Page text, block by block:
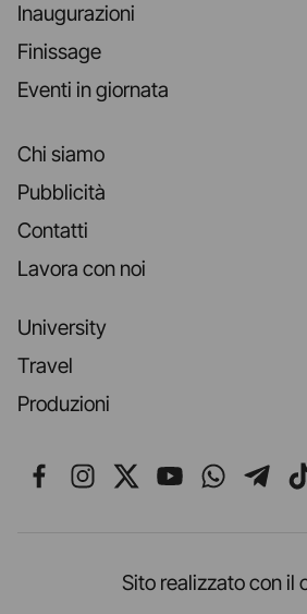
Inaugurazioni
Finissage
Eventi in giornata
Chi siamo
Pubblicità
Contatti
Lavora con noi
University
Travel
Produzioni
Seguici su Facebook
Seguici su
Seguici su X
Seguici su
Seguici
Sito realizzato con il